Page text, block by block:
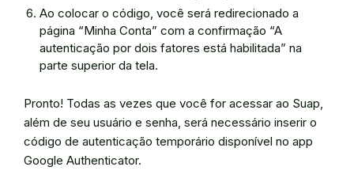
Ao colocar o código, você será redirecionado a
página “Minha Conta” com a confirmação “A
autenticação por dois fatores está habilitada” na
parte superior da tela.
Pronto! Todas as vezes que você for acessar ao Suap,
além de seu usuário e senha, será necessário inserir o
código de autenticação temporário disponível no app
Google Authenticator.